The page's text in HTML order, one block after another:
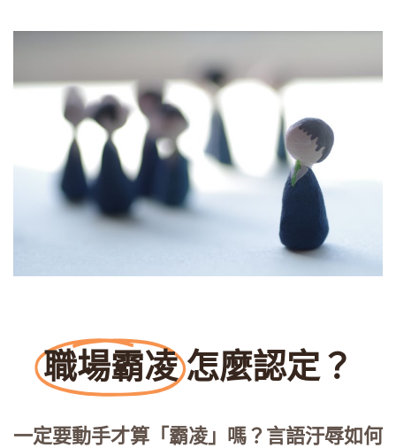
職場霸凌 怎麼認定？
一定要動手才算「霸凌」嗎？言語汙辱如何